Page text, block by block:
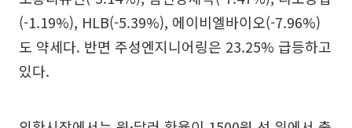
(-1.19%), HLB(-5.39%), 에이비엘바이오(-7.96%)
도 약세다. 반면 주성엔지니어링은 23.25% 급등하고
있다.